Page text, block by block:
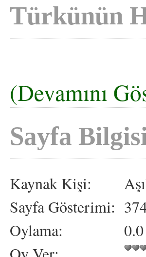
Türkünün
(Devamını
Sayfa
Kaynak Kişi:
Sayfa Gösterimi:
Oylama: